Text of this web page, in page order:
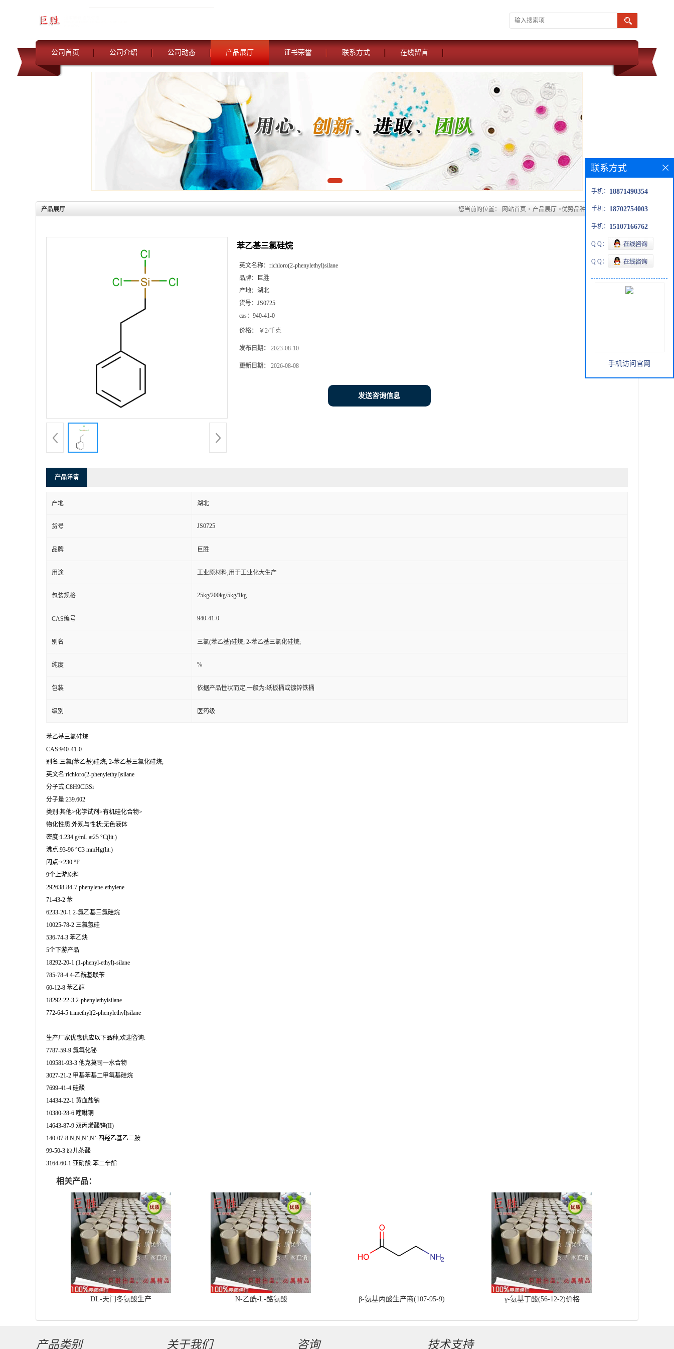
公司首页 公司介绍 公司动态 产品展厅 证书荣誉 联系方式 在线留言
产品展厅 您当前的位置： 网站首页 > 产品展厅 >优势品种 苯乙基三氯硅烷
苯乙基三氯硅烷
英文名称： richloro(2-phenylethyl)silane
品牌：
巨胜
产地： 湖北
货号： JS0725
cas： 940-41-0
价格： ￥2/千克
发布日期： 2023-08-10
更新日期： 2026-08-08
发送咨询信息
产品详请
产地 湖北
货号 JS0725
品牌 巨胜
用途 工业原材料,用于工业化大生产
包装规格 25kg/200kg/5kg/1kg
CAS编号 940-41-0
别名 三氯(苯乙基)硅烷; 2-苯乙基三氯化硅烷;
纯度 %
包装 依据产品性状而定,一般为:纸板桶或镀锌铁桶
级别 医药级
苯乙基三氯硅烷
CAS:940-41-0
别名:三氯(苯乙基)硅烷; 2-苯乙基三氯化硅烷;
英文名:richloro(2-phenylethyl)silane
分子式:C8H9Cl3Si
分子量:239.602
类别:其他>化学试剂>有机硅化合物>
物化性质:外观与性状:无色液体
密度:1.234 g/mL at25 °C(lit.)
沸点:93-96 °C3 mmHg(lit.)
闪点:>230 °F
9个上游原料
292638-84-7 phenylene-ethylene
71-43-2 苯
6233-20-1 2-氯乙基三氯硅烷
10025-78-2 三氯氢硅
536-74-3 苯乙炔
5个下游产品
18292-20-1 (1-phenyl-ethyl)-silane
785-78-4 4-乙酰基联苄
60-12-8 苯乙醇
18292-22-3 2-phenylethylsilane
772-64-5 trimethyl(2-phenylethyl)silane
生产厂家优惠供应以下品种,欢迎咨询:
7787-59-9 氯氧化铋
109581-93-3 他克莫司一水合物
3027-21-2 甲基苯基二甲氧基硅烷
7699-41-4 硅酸
14434-22-1 黄血盐钠
10380-28-6 喹啉铜
14643-87-9 双丙烯酸锌(II)
140-07-8 N,N,N’,N’-四羟乙基乙二胺
99-50-3 原儿茶酸
3164-60-1 亚硝酸-苯二辛酯
相关产品：
DL-天门冬氨酸生产 N-乙酰-L-酪氨酸 β-氨基丙酸生产商(107-95-9) γ-氨基丁酸(56-12-2)价格
联系方式
手机： 18871490354
手机： 18702754003
手机： 15107166762
Q Q：
Q Q：
手机访问官网
产品类别 关于我们 咨询 技术支持